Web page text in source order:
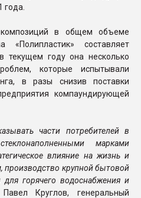
композиций в общем объеме
«Полипластик» составляет
текущем году она несколько
которые испытывали
в разы снизив поставки
компаундирующей
части потребителей в
марками
влияние на жизнь и
производство крупной бытовой
для горячего водоснабжения и
Круглов, генеральный